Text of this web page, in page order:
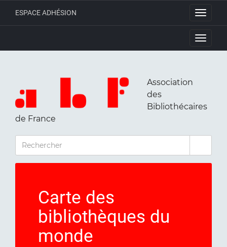
Toggle
ESPACE ADHÉSION
Toggle
Association
des
Bibliothécaires
de France
RECHERCHER
Carte des
bibliothèques du
monde